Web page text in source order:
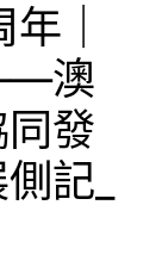
｜
澳
發
記_